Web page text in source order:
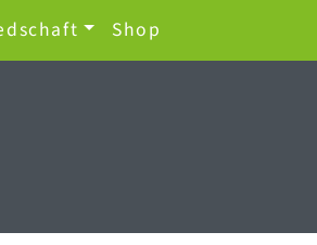
Shop